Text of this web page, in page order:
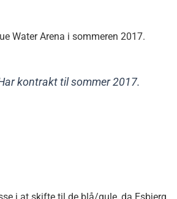
Water Arena i sommeren 2017.
kontrakt til sommer 2017.
i at skifte til de blå/gule, da Esbjerg